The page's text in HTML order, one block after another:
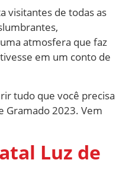
visitantes de todas as
atmosfera que faz
em um conto de
tudo que você precisa
Gramado 2023. Vem
Luz de